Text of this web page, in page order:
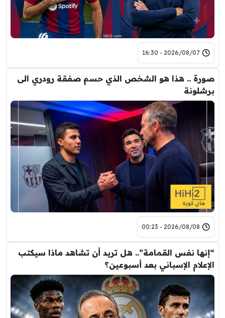
2026/08/07 - 16:30
صورة .. هذا هو الشخص الذي حسم صفقة رودري الى
برشلونة
2026/08/08 - 00:23
“إنها نفس القمامة”.. هل تريد أن تشاهد ماذا سيكتب
الإعلام الإسباني بعد أسبوعين؟